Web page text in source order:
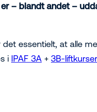
– blandt andet –
essentielt, at alle
i IPAF 3A + 3B-liftkurser